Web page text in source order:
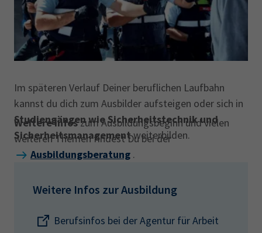
Im späteren Verlauf Deiner beruflichen Laufbahn
kannst du dich zum Ausbilder aufsteigen oder sich in
Studiengängen wie Sicherheitstechnik und
Sicherheitsmanagementweiterbilden.
Weitere Infoszum Ausbildungsbeginn und vielen
weiteren Themen findest Du bei der
Ausbildungsberatung .
Weitere Infos zur Ausbildung
Berufsinfos bei der Agentur für Arbeit